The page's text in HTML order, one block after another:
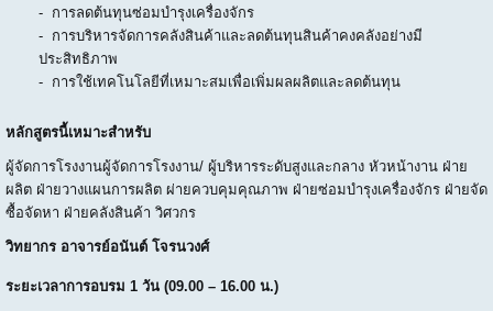
- การลดต้นทุนซ่อมบำรุงเครื่องจักร
- การบริหารจัดการคลังสินค้าและลดต้นทุนสินค้าคงคลังอย่างมี
ประสิทธิภาพ
- การใช้เทคโนโลยีที่เหมาะสมเพื่อเพิ่มผลผลิตและลดต้นทุน
หลักสูตรนี้เหมาะสำหรับ
ผู้จัดการโรงงานผู้จัดการโรงงาน/ ผู้บริหารระดับสูงและกลาง หัวหน้างาน ฝ่าย
ผลิต ฝ่ายวางแผนการผลิต ผ่ายควบคุมคุณภาพ ฝ่ายซ่อมบำรุงเครื่องจักร ฝ่ายจัด
ซื้อจัดหา ฝ่ายคลังสินค้า วิศวกร
วิทยากร อาจารย์อนันต์ โจรนวงศ์
ระยะเวลาการอบรม 1 วัน (09.00 – 16.00 น.)